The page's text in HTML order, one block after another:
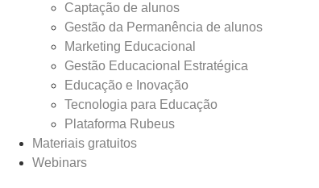
Captação de alunos
Gestão da Permanência de alunos
Marketing Educacional
Gestão Educacional Estratégica
Educação e Inovação
Tecnologia para Educação
Plataforma Rubeus
Materiais gratuitos
Webinars